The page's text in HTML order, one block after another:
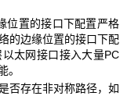
位置的接口下配置严格
的边缘位置的接口下配
太网接口接入大量PC
。
否存在非对称路径，如